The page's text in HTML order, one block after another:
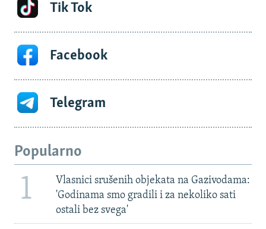
Tik Tok
Facebook
Telegram
Popularno
1
Vlasnici srušenih objekata na Gazivodama:
'Godinama smo gradili i za nekoliko sati
ostali bez svega'